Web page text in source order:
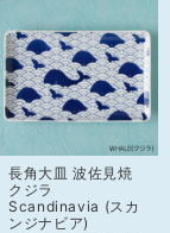
長角大皿 波佐見焼
クジラ
Scandinavia (スカ
ンジナビア)